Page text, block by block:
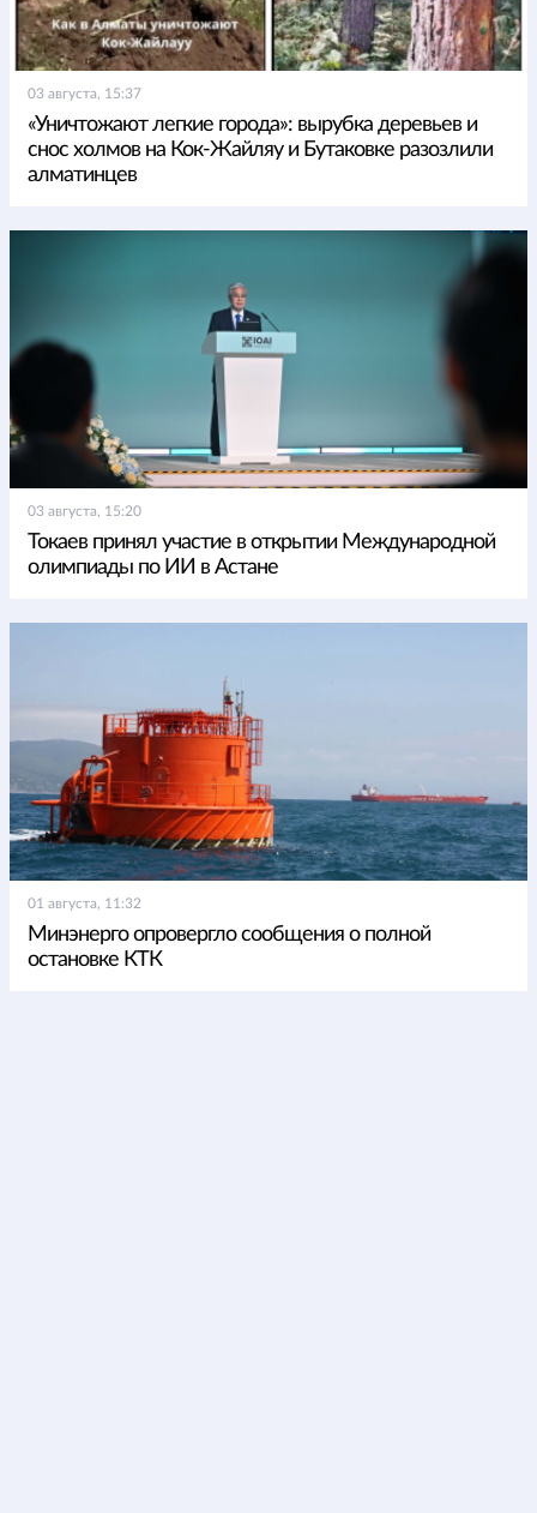
03 августа, 15:37
«Уничтожают легкие города»: вырубка деревьев и
снос холмов на Кок-Жайляу и Бутаковке разозлили
алматинцев
03 августа, 15:20
Токаев принял участие в открытии Международной
олимпиады по ИИ в Астане
01 августа, 11:32
Минэнерго опровергло сообщения о полной
остановке КТК